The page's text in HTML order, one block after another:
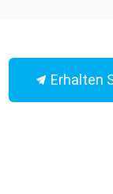
Erhalten